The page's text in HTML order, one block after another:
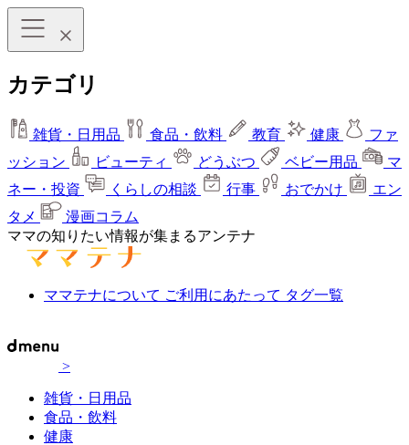
カテゴリ
雑貨・日用品 食品・飲料 教育 健康
ファ
ッション
ビューティ どうぶつ ベビー用品
マ
ネー・投資
くらしの相談 行事 おでかけ
エン
タメ
漫画コラム
ママの知りたい情報が集まるアンテナ
ママテナについて ご利用にあたって タグ一覧
>
雑貨・日用品
食品・飲料
健康